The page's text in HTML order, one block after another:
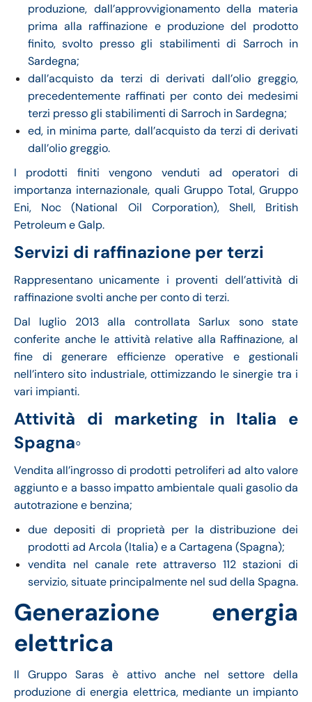
produzione, dall’approvvigionamento della materia
prima alla raffinazione e produzione del prodotto
finito, svolto presso gli stabilimenti di Sarroch in
Sardegna;
dall’acquisto da terzi di derivati dall’olio greggio,
precedentemente raffinati per conto dei medesimi
terzi presso gli stabilimenti di Sarroch in Sardegna;
ed, in minima parte, dall’acquisto da terzi di derivati
dall’olio greggio.
I prodotti finiti vengono venduti ad operatori di
importanza internazionale, quali Gruppo Total, Gruppo
Eni, Noc (National Oil Corporation), Shell, British
Petroleum e Galp.
Servizi di raffinazione per terzi
Rappresentano unicamente i proventi dell’attività di
raffinazione svolti anche per conto di terzi.
Dal luglio 2013 alla controllata Sarlux sono state
conferite anche le attività relative alla Raffinazione, al
fine di generare efficienze operative e gestionali
nell’intero sito industriale, ottimizzando le sinergie tra i
vari impianti.
Attività di marketing in Italia e
Spagna◦
Vendita all’ingrosso di prodotti petroliferi ad alto valore
aggiunto e a basso impatto ambientale quali gasolio da
autotrazione e benzina;
due depositi di proprietà per la distribuzione dei
prodotti ad Arcola (Italia) e a Cartagena (Spagna);
vendita nel canale rete attraverso 112 stazioni di
servizio, situate principalmente nel sud della Spagna.
Generazione energia
elettrica
Il Gruppo Saras è attivo anche nel settore della
produzione di energia elettrica, mediante un impianto